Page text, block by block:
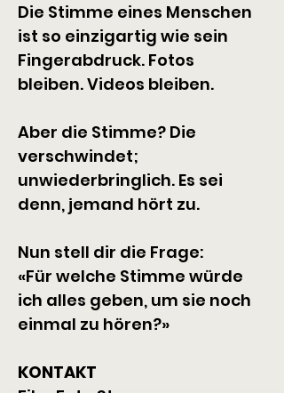
​Die Stimme eines Menschen
ist so einzigartig wie sein
Fingerabdruck. Fotos
bleiben. Videos bleiben.
Aber die Stimme? Die
verschwindet;
unwiederbringlich. Es sei
denn, jemand hört zu.
Nun stell dir die Frage:
«Für welche Stimme würde
ich alles geben, um sie noch
einmal zu hören?»
KONTAKT